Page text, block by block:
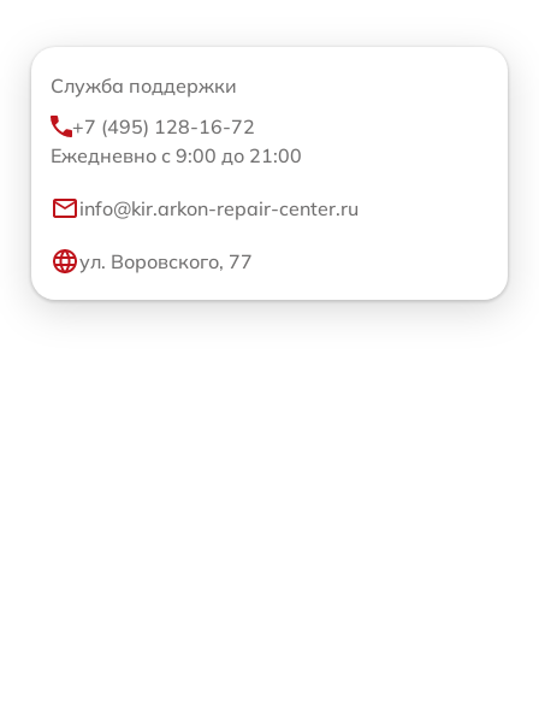
Служба поддержки
+7 (495) 128-16-72
Ежедневно с 9:00 до 21:00
info@kir.arkon-repair-center.ru
ул. Воровского, 77